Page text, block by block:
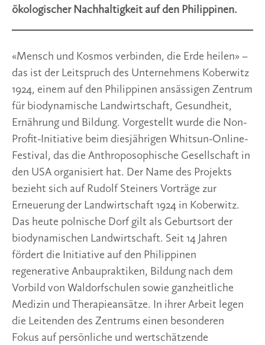
ökologischer Nachhaltigkeit auf den Philippinen.
«Mensch und Kosmos verbinden, die Erde heilen» –
das ist der Leitspruch des Unternehmens Koberwitz
1924, einem auf den Philippinen ansässigen Zentrum
für biodynamische Landwirtschaft, Gesundheit,
Ernährung und Bildung. Vorgestellt wurde die Non-
Profit-Initiative beim diesjährigen Whitsun-Online-
Festival, das die Anthroposophische Gesellschaft in
den USA organisiert hat. Der Name des Projekts
bezieht sich auf Rudolf Steiners Vorträge zur
Erneuerung der Landwirtschaft 1924 in Koberwitz.
Das heute polnische Dorf gilt als Geburtsort der
biodynamischen Landwirtschaft. Seit 14 Jahren
fördert die Initiative auf den Philippinen
regenerative Anbaupraktiken, Bildung nach dem
Vorbild von Waldorfschulen sowie ganzheitliche
Medizin und Therapieansätze. In ihrer Arbeit legen
die Leitenden des Zentrums einen besonderen
Fokus auf persönliche und wertschätzende